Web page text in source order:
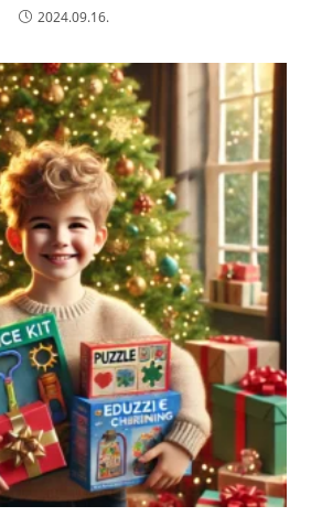
2024.09.16.